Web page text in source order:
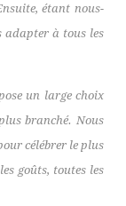
étant nous-
adapter à tous les
un large choix
branché. Nous
célébrer le plus
goûts, toutes les